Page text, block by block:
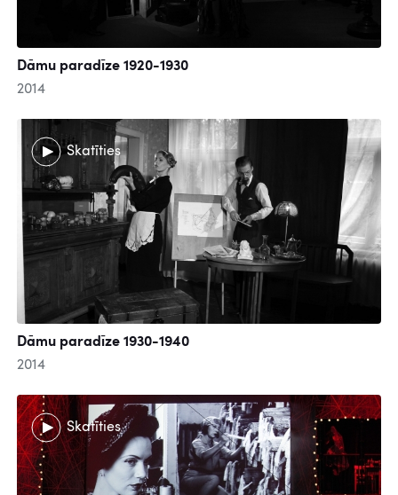
Dāmu paradīze 1920-1930
2014
Skatīties
Dāmu paradīze 1930-1940
2014
Skatīties